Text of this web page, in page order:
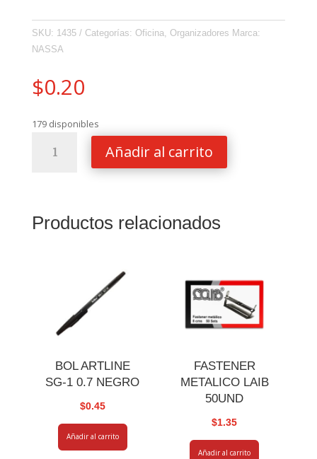
SKU: 1435 Categorías: Oficina Organizadores Marca:
NASSA
$0.20
179 disponibles
cantidad
Añadir al carrito
Productos relacionados
BOL ARTLINE
SG-1 0.7 NEGRO
$0.45
Añadir al carrito
FASTENER
METALICO LAIB
50UND
$1.35
Añadir al carrito